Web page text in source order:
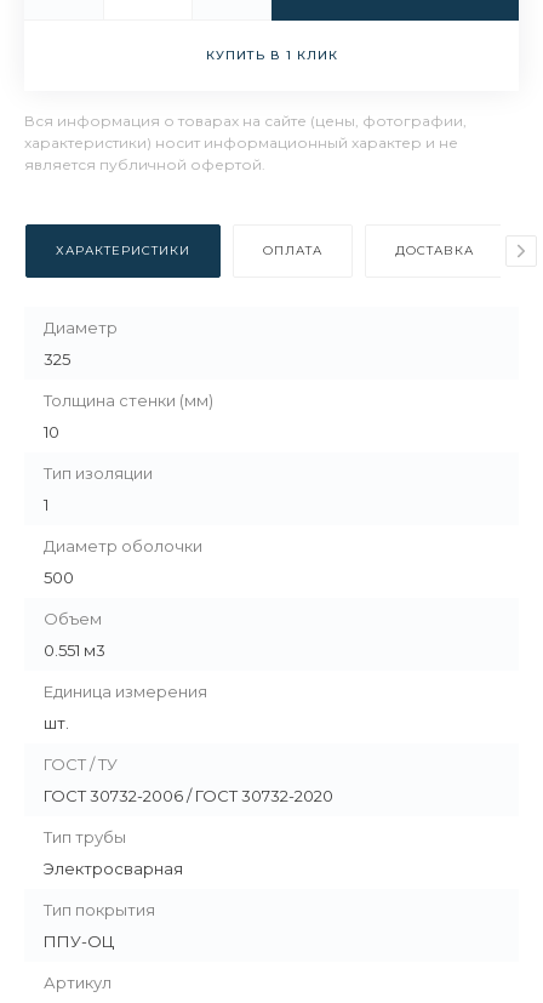
КУПИТЬ В 1 КЛИК
Вся информация о товарах на сайте (цены, фотографии,
характеристики) носит информационный характер и не
является публичной офертой.
ХАРАКТЕРИСТИКИ ОПЛАТА ДОСТАВКА
Диаметр
325
Толщина стенки (мм)
10
Тип изоляции
1
Диаметр оболочки
500
Объем
0.551 м3
Единица измерения
шт.
ГОСТ / ТУ
ГОСТ 30732-2006 / ГОСТ 30732-2020
Тип трубы
Электросварная
Тип покрытия
ППУ-ОЦ
Артикул